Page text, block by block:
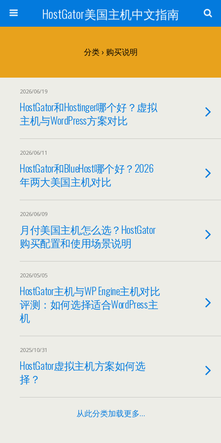
HostGator美国主机中文指南
分类 › 购买说明
2026/06/19
HostGator和Hostinger哪个好？虚拟
主机与WordPress方案对比
2026/06/11
HostGator和BlueHost哪个好？2026
年两大美国主机对比
2026/06/09
月付美国主机怎么选？HostGator
购买配置和使用场景说明
2026/05/05
HostGator主机与WP Engine主机对比
评测：如何选择适合WordPress主
机
2025/10/31
HostGator虚拟主机方案如何选
择？
从此分类加载更多…